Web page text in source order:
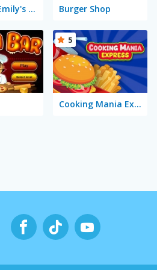
Delicious: Emily's Home Sweet Home Burger Shop
Cooking Mania Express
5